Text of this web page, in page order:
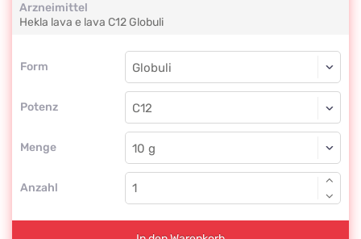
Arzneimittel
Hekla lava e lava C12 Globuli
Form
Form
Potenz
Globuli
C12
Menge
Globuli
Anzahl